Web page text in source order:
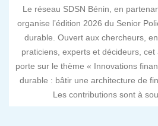
Le réseau SDSN Bénin, en
organise l’édition 2026 du Senior
durable. Ouvert aux chercheurs,
praticiens, experts et décideurs,
porte sur le thème « Innovations
durable : bâtir une architecture de
Les contributions sont à